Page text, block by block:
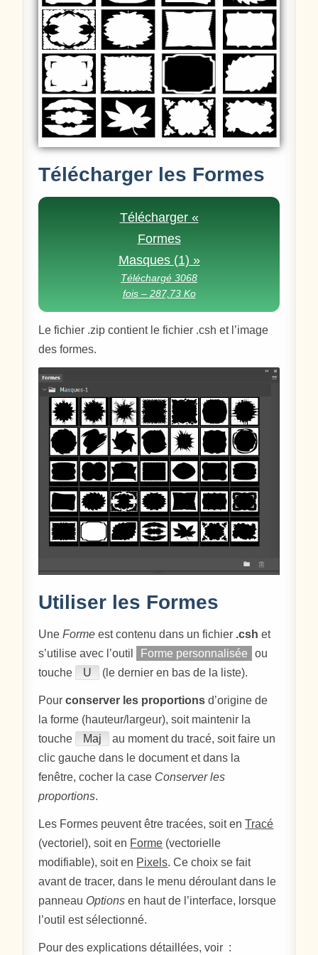
Télécharger les Formes
Télécharger «
Formes
Masques (1) »
Téléchargé 3068
fois – 287,73 Ko
Le fichier .zip contient le fichier .csh et l’image
des formes.
Utiliser les Formes
UneForme est contenu dans un fichier .csh et
s’utilise avec l’outil
Forme personnalisée
ou
touche
U (le dernier en bas de la liste).
Pourconserver les proportions d’origine de
la forme (hauteur/largeur), soit maintenir la
touche
Maj
au moment du tracé, soit faire un
clic gauche dans le document et dans la
fenêtre, cocher la case Conserver les
proportions.
Les Formes peuvent être tracées, soit enTracé
(vectoriel), soit en Forme (vectorielle
modifiable), soit en Pixels. Ce choix se fait
avant de tracer, dans le menu déroulant dans le
panneau Options en haut de l’interface, lorsque
l’outil est sélectionné.
Pour des explications détaillées, voir :